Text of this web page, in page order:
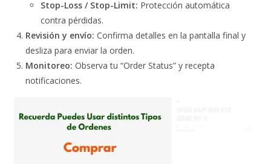
Stop-Loss / Stop-Limit: Protección automática
contra pérdidas.
Revisión y envío: Confirma detalles en la pantalla final y
desliza para enviar la orden.
Monitoreo: Observa tu “Order Status” y recepta
notificaciones.